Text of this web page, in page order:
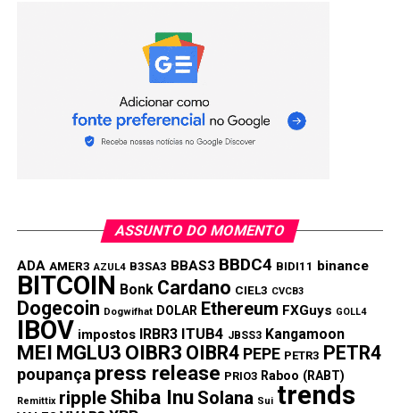
TÓPICOS RELACIONADOS: MEI
MEI ficará isento no Santander e ganhará carência
em linha de capital de giro
ASSUNTO DO MOMENTO
ADA AMER3 AZUL4 B3SA3 BBAS3 BBDC4 BIDI11 binance
BITCOIN Bonk Cardano CIEL3 CVCB3
Dogecoin Dogwifhat DOLAR Ethereum FXGuys GOLL4
IBOV impostos IRBR3 ITUB4 JBSS3 Kangamoon
MEI MGLU3 OIBR3 OIBR4 PEPE PETR3 PETR4
poupança press release PRIO3 Raboo (RABT)
Remittix ripple Shiba Inu Solana Sui trends